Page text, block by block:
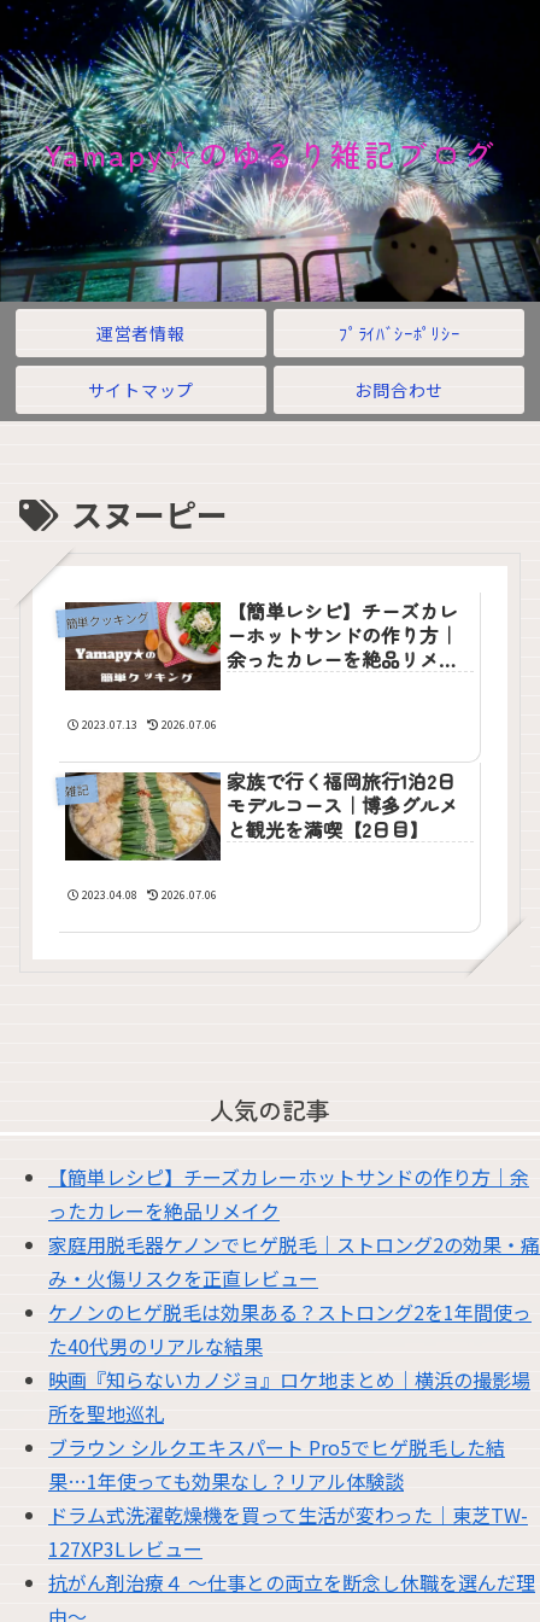
Yamapy☆のゆるり雑記ブログ
運営者情報 ﾌﾟﾗｲﾊﾞｼｰﾎﾟﾘｼｰ
サイトマップ お問合わせ
スヌーピー
簡単クッキング
【簡単レシピ】チーズカレ
ーホットサンドの作り方｜
余ったカレーを絶品リメイ
2023.07.13 2026.07.06
雑記
家族で行く福岡旅行1泊2日
モデルコース｜博多グルメ
と観光を満喫【2日目】
2023.04.08 2026.07.06
人気の記事
【簡単レシピ】チーズカレーホットサンドの作り方｜余
ったカレーを絶品リメイク
家庭用脱毛器ケノンでヒゲ脱毛｜ストロング2の効果・痛
み・火傷リスクを正直レビュー
ケノンのヒゲ脱毛は効果ある？ストロング2を1年間使っ
た40代男のリアルな結果
映画『知らないカノジョ』ロケ地まとめ｜横浜の撮影場
所を聖地巡礼
ブラウン シルクエキスパート Pro5でヒゲ脱毛した結
果…1年使っても効果なし？リアル体験談
ドラム式洗濯乾燥機を買って生活が変わった｜東芝TW-
127XP3Lレビュー
抗がん剤治療４ 〜仕事との両立を断念し休職を選んだ理
由〜